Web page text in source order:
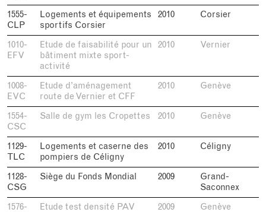
1555-
CLP
Logements et équipements
sportifs Corsier
2010 Corsier
1010-
EFV
Etude de faisabilité pour un
bâtiment mixte sport-
activité
2010 Vernier
1008-
EVC
Etude d’aménagement
route de Vernier et CFF
2010 Genève
1554-
CSC
Salle de gym les Cropettes 2010 Genève
1129-
TLC
Logements et caserne des
pompiers de Céligny
2010 Céligny
1128-
CSG
Siège du Fonds Mondial 2009
Grand-
Saconnex
1576-
Etude test densité PAV 2009 Genève